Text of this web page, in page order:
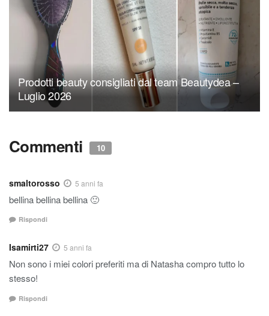
Prodotti beauty consigliati dal team Beautydea –
Luglio 2026
Commenti 10
smaltorosso 5 anni fa
bellina bellina bellina 🙂
Rispondi
Isamirti27 5 anni fa
Non sono i miei colori preferiti ma di Natasha compro tutto lo
stesso!
Rispondi